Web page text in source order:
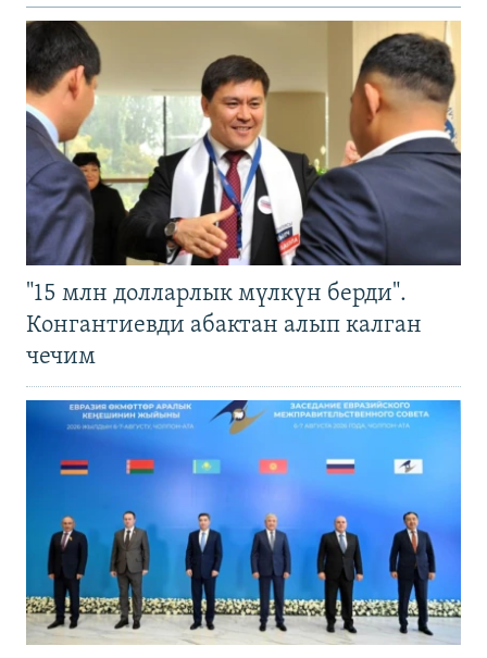
"15 млн долларлык мүлкүн берди".
Конгантиевди абактан алып калган
чечим